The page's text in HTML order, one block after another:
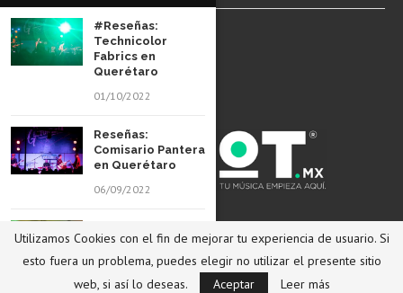
Aviso de Privacidad
REGRESAR ARRIBA
#Reseñas:
Technicolor
Fabrics en
Querétaro
01/10/2022
Reseñas:
Comisario Pantera
en Querétaro
06/09/2022
Xymox en
Querétaro
03/09/2022
Utilizamos Cookies con el fin de mejorar tu experiencia de usuario. Si
esto fuera un problema, puedes elegir no utilizar el presente sitio
web, si así lo deseas.
Aceptar Leer más